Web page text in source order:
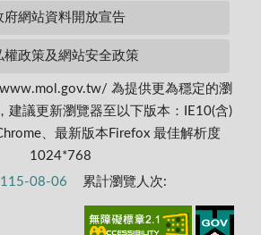
府網站資料開放宣告
權政策及網站安全政策
為提供更為穩定的瀏
建議更新瀏覽器至以下版本：IE10(含)
、最新版本Firefox 最佳解析度
1024*768
115-08-06 累計瀏覽人次: